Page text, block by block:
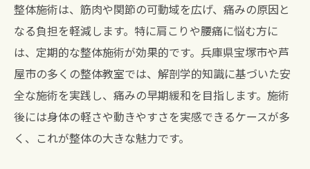
整体施術は、筋肉や関節の可動域を広げ、痛みの原因と
なる負担を軽減します。特に肩こりや腰痛に悩む方に
は、定期的な整体施術が効果的です。兵庫県宝塚市や芦
屋市の多くの整体教室では、解剖学的知識に基づいた安
全な施術を実践し、痛みの早期緩和を目指します。施術
後には身体の軽さや動きやすさを実感できるケースが多
く、これが整体の大きな魅力です。